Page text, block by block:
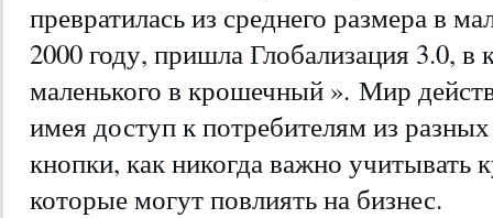
превратилась из среднего размера в
2000 году, пришла Глобализация 3.0, в
маленького в крошечный ». Мир
имея доступ к потребителям из
кнопки, как никогда важно учитывать
которые могут повлиять на бизнес.